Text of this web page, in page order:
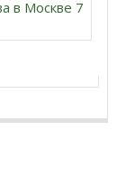
в Москве 7